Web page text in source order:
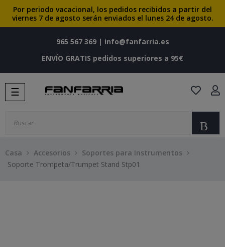
Por periodo vacacional, los pedidos recibidos a partir del
viernes 7 de agosto serán enviados el lunes 24 de agosto.
965 567 369| info@fanfarria.es
ENVÍO GRATIS pedidos superiores a 95€
Navegación
de
☰
Casa Accesorios
Soportes para Instrumentos
Soporte Trompeta/Trumpet Stand Stp01